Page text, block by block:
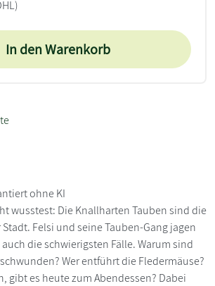
In den Warenkorb
ohne KI
wusstest: Die Knallharten Tauben sind die
Felsi und seine Tauben-Gang jagen
die schwierigsten Fälle. Warum sind
Wer entführt die Fledermäuse?
gibt es heute zum Abendessen? Dabei